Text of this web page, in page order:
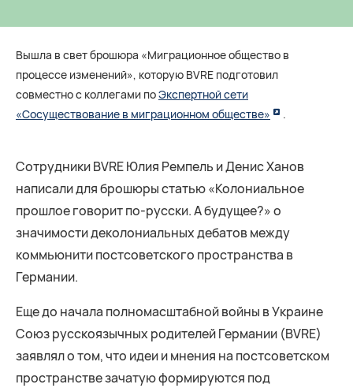
Вышла в свет брошюра «Миграционное общество в
процессе изменений», которую BVRE подготовил
совместно с коллегами поЭкспертной сети
«Сосуществование в миграционном обществе»
.
Сотрудники BVRE Юлия Ремпель и Денис Ханов
написали для брошюры статью «Колониальное
прошлое говорит по-русски. А будущее?» о
значимости деколониальных дебатов между
коммьюнити постсоветского пространства в
Германии.
Еще до начала полномасштабной войны в Украине
Союз русскоязычных родителей Германии (BVRE)
заявлял о том, что идеи и мнения на постсоветском
пространстве зачатую формируются под